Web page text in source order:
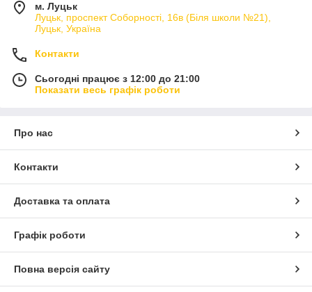
м. Луцьк
Луцьк, проспект Соборності, 16в (Біля школи №21),
Луцьк, Україна
Контакти
Сьогодні працює з 12:00 до 21:00
Показати весь графік роботи
Про нас
Контакти
Доставка та оплата
Графік роботи
Повна версія сайту